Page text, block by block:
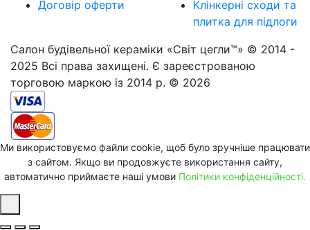
Договір оферти
Клінкерні сходи та
плитка для підлоги
Салон будівельної кераміки «Світ цегли™» © 2014 -
2025 Всі права захищені. Є зареєстрованою
торговою маркою із 2014 р. © 2026
Ми використовуємо файли cookie, щоб було зручніше працювати
з сайтом. Якщо ви продовжуєте використання сайту,
автоматично приймаєте наші умови Політики конфіденційності.